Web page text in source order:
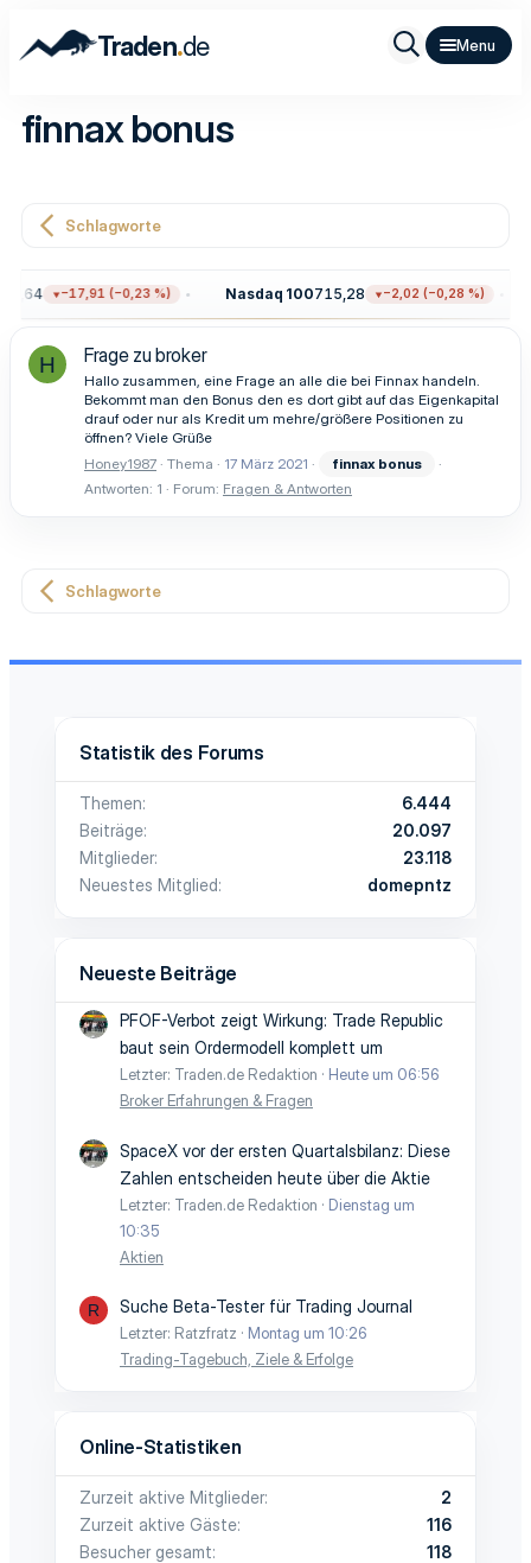
Traden.de
finnax bonus
Schlagworte
−17,91 (−0,23 %) Nasdaq 100715,28 −2,02 (−0,28 %)
H Frage zu broker
Hallo zusammen, eine Frage an alle die bei Finnax handeln.
Bekommt man den Bonus den es dort gibt auf das Eigenkapital
drauf oder nur als Kredit um mehre/größere Positionen zu
öffnen? Viele Grüße
Honey1987 Thema 17 März 2021 finnax bonus
Antworten: 1
Forum: Fragen & Antworten
Schlagworte
Statistik des Forums
Themen
6.444
Beiträge
20.097
Mitglieder
23.118
Neuestes Mitglied
domepntz
Neueste Beiträge
PFOF-Verbot zeigt Wirkung: Trade Republic
baut sein Ordermodell komplett um
Letzter: Traden.de Redaktion
Heute um 06:56
Broker Erfahrungen & Fragen
SpaceX vor der ersten Quartalsbilanz: Diese
Zahlen entscheiden heute über die Aktie
Letzter: Traden.de Redaktion
Dienstag um
10:35
Aktien
R Suche Beta-Tester für Trading Journal
Letzter: Ratzfratz
Montag um 10:26
Trading-Tagebuch, Ziele & Erfolge
Online-Statistiken
Zurzeit aktive Mitglieder
2
Zurzeit aktive Gäste
116
Besucher gesamt
118